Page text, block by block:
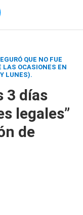
QUE NO FUE
LAS OCASIONES EN
LUNES).
3 días
legales”
de